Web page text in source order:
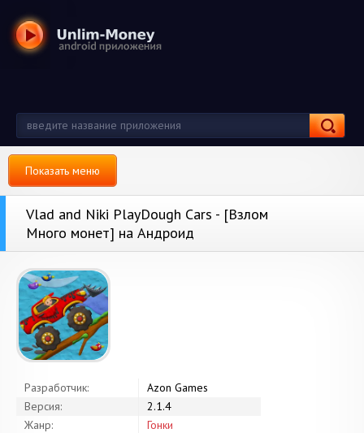
Показать меню
Vlad and Niki PlayDough Cars - [Взлом
Много монет] на Андроид
Разработчик:
Azon Games
Версия:
2.1.4
Жанр:
Гонки